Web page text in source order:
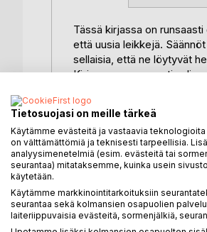
Tässä kirjassa on
että uusia leikkejä.
sellaisia, että ne löytyvät
Kirjassa on runsaasti
tähän kirjaan vaikka ja
Tehtävien vaihtelevuus
entuudestaankin.
Pieni puuhastelukin on
sopiviksi ja usein ne
lahjaksi kuin itse tehty
Lastetarhanopettajat
leikkiä, pelata ja askarrella
Tietosuojasi on meille tärkeä
Käytämme evästeitä ja vastaavia
on välttämättömiä ja teknisesti tarpeellisia.
analyysimenetelmiä (esim. evästeitä tai
seurantaa) mitataksemme, kuinka usein
käytetään.
Käytämme markkinointitarkoituksiin
seurantaa sekä kolmansien osapuolien
laiteriippuvaisia evästeitä, sormenjälkiä,